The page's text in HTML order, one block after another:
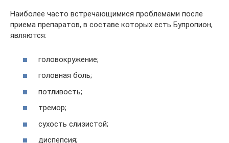
Наиболее часто встречающимися проблемами после
приема препаратов, в составе которых есть Бупропион,
являются:
головокружение;
головная боль;
потливость;
тремор;
сухость слизистой;
диспепсия;